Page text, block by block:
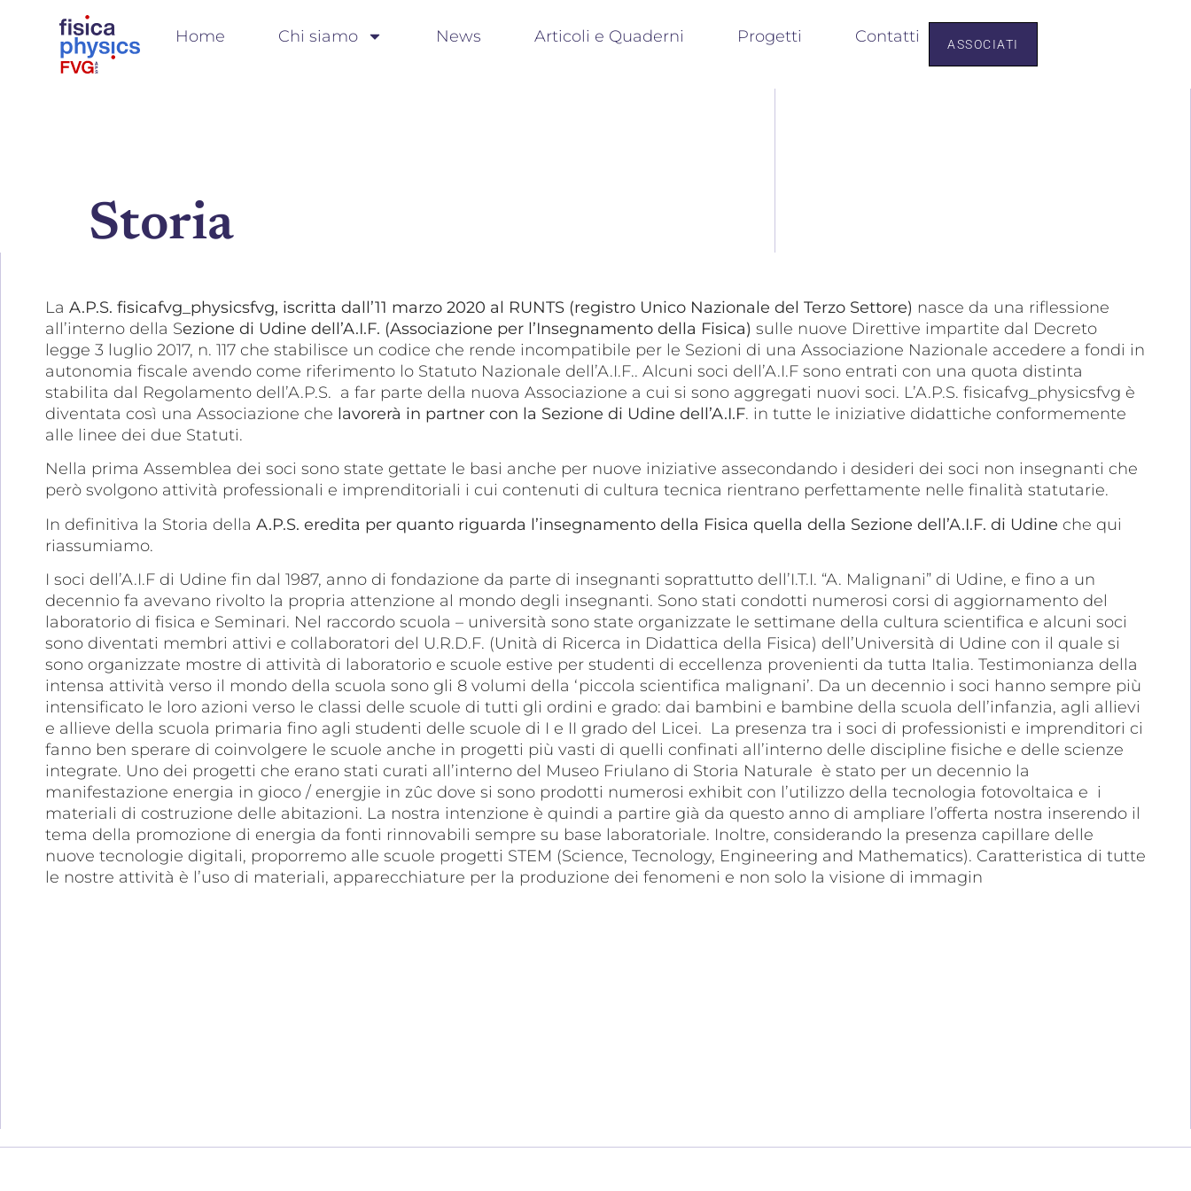
Home Chi siamo News Articoli e Quaderni Progetti Contatti ASSOCIATI
Storia
La A.P.S. fisicafvg_physicsfvg, iscritta dall’11 marzo 2020 al RUNTS (registro Unico Nazionale del Terzo Settore) nasce da una riflessione
all’interno della Sezione di Udine dell’A.I.F. (Associazione per l’Insegnamento della Fisica) sulle nuove Direttive impartite dal Decreto
legge 3 luglio 2017, n. 117 che stabilisce un codice che rende incompatibile per le Sezioni di una Associazione Nazionale accedere a fondi in
autonomia fiscale avendo come riferimento lo Statuto Nazionale dell’A.I.F.. Alcuni soci dell’A.I.F sono entrati con una quota distinta
stabilita dal Regolamento dell’A.P.S. a far parte della nuova Associazione a cui si sono aggregati nuovi soci. L’A.P.S. fisicafvg_physicsfvg è
diventata così una Associazione che lavorerà in partner con la Sezione di Udine dell’A.I.F. in tutte le iniziative didattiche conformemente
alle linee dei due Statuti.
Nella prima Assemblea dei soci sono state gettate le basi anche per nuove iniziative assecondando i desideri dei soci non insegnanti che
però svolgono attività professionali e imprenditoriali i cui contenuti di cultura tecnica rientrano perfettamente nelle finalità statutarie.
In definitiva la Storia della A.P.S. eredita per quanto riguarda l’insegnamento della Fisica quella della Sezione dell’A.I.F. di Udine che qui
riassumiamo.
I soci dell’A.I.F di Udine fin dal 1987, anno di fondazione da parte di insegnanti soprattutto dell’I.T.I. “A. Malignani” di Udine, e fino a un
decennio fa avevano rivolto la propria attenzione al mondo degli insegnanti. Sono stati condotti numerosi corsi di aggiornamento del
laboratorio di fisica e Seminari. Nel raccordo scuola – università sono state organizzate le settimane della cultura scientifica e alcuni soci
sono diventati membri attivi e collaboratori del U.R.D.F. (Unità di Ricerca in Didattica della Fisica) dell’Università di Udine con il quale si
sono organizzate mostre di attività di laboratorio e scuole estive per studenti di eccellenza provenienti da tutta Italia. Testimonianza della
intensa attività verso il mondo della scuola sono gli 8 volumi della ‘piccola scientifica malignani’. Da un decennio i soci hanno sempre più
intensificato le loro azioni verso le classi delle scuole di tutti gli ordini e grado: dai bambini e bambine della scuola dell’infanzia, agli allievi
e allieve della scuola primaria fino agli studenti delle scuole di I e II grado del Licei. La presenza tra i soci di professionisti e imprenditori ci
fanno ben sperare di coinvolgere le scuole anche in progetti più vasti di quelli confinati all’interno delle discipline fisiche e delle scienze
integrate. Uno dei progetti che erano stati curati all’interno del Museo Friulano di Storia Naturale è stato per un decennio la
manifestazione energia in gioco / energjie in zûc dove si sono prodotti numerosi exhibit con l’utilizzo della tecnologia fotovoltaica e i
materiali di costruzione delle abitazioni. La nostra intenzione è quindi a partire già da questo anno di ampliare l’offerta nostra inserendo il
tema della promozione di energia da fonti rinnovabili sempre su base laboratoriale. Inoltre, considerando la presenza capillare delle
nuove tecnologie digitali, proporremo alle scuole progetti STEM (Science, Tecnology, Engineering and Mathematics). Caratteristica di tutte
le nostre attività è l’uso di materiali, apparecchiature per la produzione dei fenomeni e non solo la visione di immagin